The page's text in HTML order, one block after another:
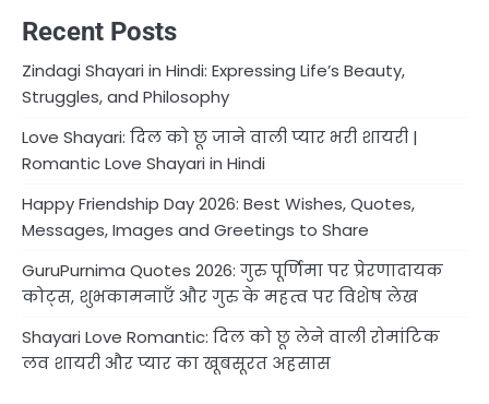
Recent Posts
Zindagi Shayari in Hindi: Expressing Life’s Beauty,
Struggles, and Philosophy
Love Shayari: दिल को छू जाने वाली प्यार भरी शायरी |
Romantic Love Shayari in Hindi
Happy Friendship Day 2026: Best Wishes, Quotes,
Messages, Images and Greetings to Share
GuruPurnima Quotes 2026: गुरु पूर्णिमा पर प्रेरणादायक
कोट्स, शुभकामनाएँ और गुरु के महत्व पर विशेष लेख
Shayari Love Romantic: दिल को छू लेने वाली रोमांटिक
लव शायरी और प्यार का खूबसूरत अहसास